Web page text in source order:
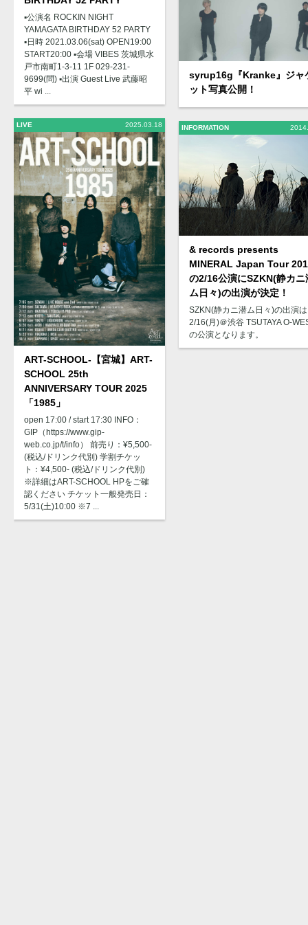
▪️公演名 ROCKIN NIGHT
YAMAGATA BIRTHDAY 52 PARTY
▪️日時 2021.03.06(sat) OPEN19:00
START20:00 ▪️会場 VIBES 茨城県水
戸市南町1-3-11 1F 029-231-
9699(問) ▪️出演 Guest Live 武藤昭
平 wi ...
LIVE 2025.03.18
ART-SCHOOL-【宮城】ART-
SCHOOL 25th
ANNIVERSARY TOUR 2025
「1985」
open 17:00 / start 17:30 INFO：
GIP（https://www.gip-
web.co.jp/t/info） 前売り：¥5,500-
(税込/ドリンク代別) 学割チケッ
ト：¥4,500- (税込/ドリンク代別)
※詳細はART-SCHOOL HPをご確
認ください チケット一般発売日：
5/31(土)10:00 ※7 ...
syrup16g『Kranke』ジャ
ット写真公開！
INFORMATION
& records presents
MINERAL Japan Tour
の2/16公演にSZKN(静カニ
ム日々)の出演が決定！
SZKN(静カニ潜ム日々)の出演は
2/16(月)＠渋谷 TSUTAYA O-
の公演となります。